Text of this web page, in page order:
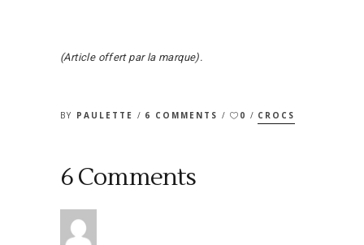
(Article offert par la marque).
BY PAULETTE 6 COMMENTS 0 CROCS
6 Comments